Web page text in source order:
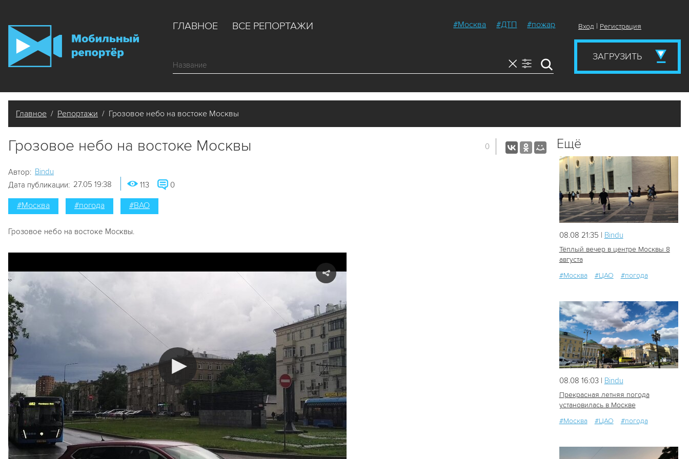
ГЛАВНОЕ ВСЕ РЕПОРТАЖИ #Москва #ДТП #пожар Вход | Регистрация
ЗАГРУЗИТЬ
Главное / Репортажи / Грозовое небо на востоке Москвы
Грозовое небо на востоке Москвы 0
Автор: Bindu
Дата публикации: 27.05 19:38 113 0
#Москва #погода #ВАО
Грозовое небо на востоке Москвы.
Ещё
30
08.08 21:35 | Bindu
Тёплый вечер в центре Москвы 8
августа
#Москва
#ЦАО #погода
25
08.08 16:03 | Bindu
Прекрасная летняя погода
установилась в Москве
#Москва
#ЦАО #погода